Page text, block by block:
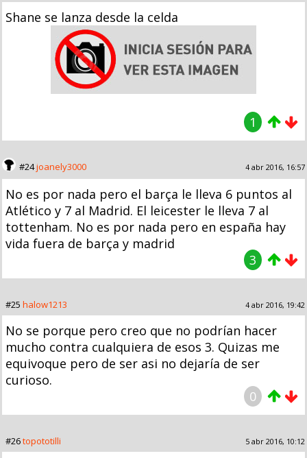
Shane se lanza desde la celda
1
#24joanely3000 4 abr 2016, 16:57
No es por nada pero el barça le lleva 6 puntos al
Atlético y 7 al Madrid. El leicester le lleva 7 al
tottenham. No es por nada pero en españa hay
vida fuera de barça y madrid
3
#25 halow1213 4 abr 2016, 19:42
No se porque pero creo que no podrían hacer
mucho contra cualquiera de esos 3. Quizas me
equivoque pero de ser asi no dejaría de ser
curioso.
0
#26topototilli 5 abr 2016, 10:12